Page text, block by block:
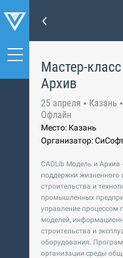
Мастер-
Архив
25 апреля Казань
Офлайн
Место: Казань
Организатор:
CADLib Модель и
поддержки жизненного
строительства и
промышленных
управление процессом
моделей,
строительства и
оборудования.
организации среды